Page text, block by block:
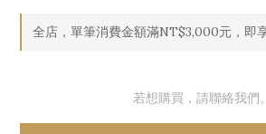
全店，單筆消費金額滿NT$3,000元，即
若想購買，請聯絡我們。